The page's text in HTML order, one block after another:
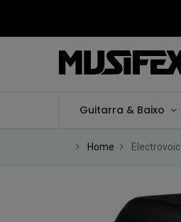
Guitarra & Baixo
Home